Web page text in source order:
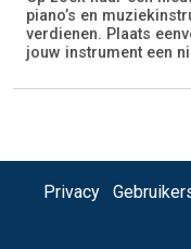
piano’s en
verdienen. Plaats
jouw instrument een
Privacy